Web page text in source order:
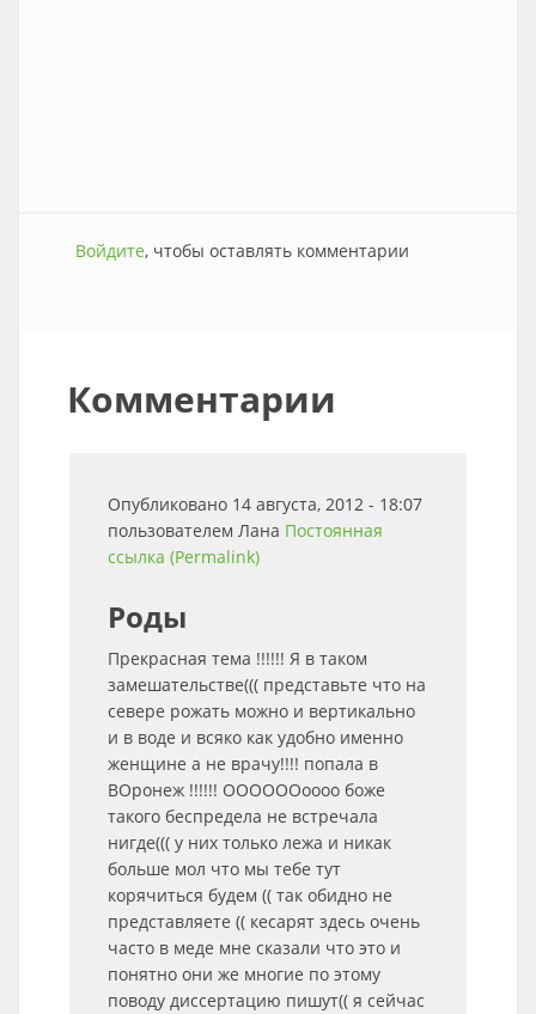
Войдите, чтобы оставлять комментарии
Комментарии
Опубликовано 14 августа, 2012 - 18:07
пользователем Лана Постоянная
ссылка (Permalink)
Роды
Прекрасная тема !!!!!! Я в таком
замешательстве((( представьте что на
севере рожать можно и вертикально
и в воде и всяко как удобно именно
женщине а не врачу!!!! попала в
ВОронеж !!!!!! ООООООоооо боже
такого беспредела не встречала
нигде((( у них только лежа и никак
больше мол что мы тебе тут
корячиться будем (( так обидно не
представляете (( кесарят здесь очень
часто в меде мне сказали что это и
понятно они же многие по этому
поводу диссертацию пишут(( я сейчас